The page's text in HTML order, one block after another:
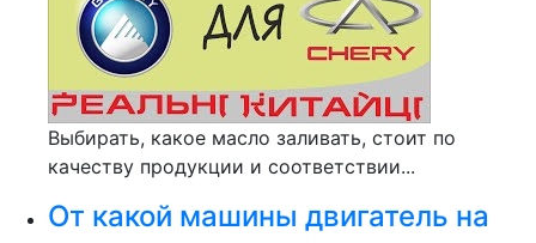
Выбирать, какое масло заливать, стоит по
качеству продукции и соответствии...
От какой машины двигатель на